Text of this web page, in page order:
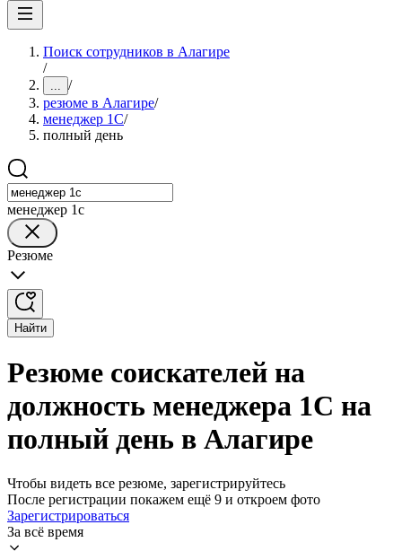
Поиск сотрудников в Алагире
/
... /
резюме в Алагире/
менеджер 1С/
полный день
менеджер 1с
Резюме
Найти
Резюме соискателей на
должность менеджера 1С на
полный день в Алагире
Чтобы видеть все резюме, зарегистрируйтесь
После регистрации покажем ещё 9 и откроем фото
Зарегистрироваться
За всё время